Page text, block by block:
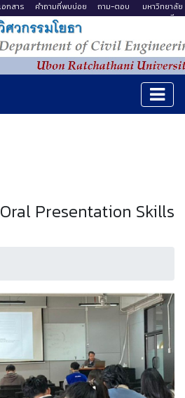
อกสาร คำถามที่พบบ่อย ถาม-ตอบ
มหาวิทยาลัย
อุบลราชธานี
Presentation Skills